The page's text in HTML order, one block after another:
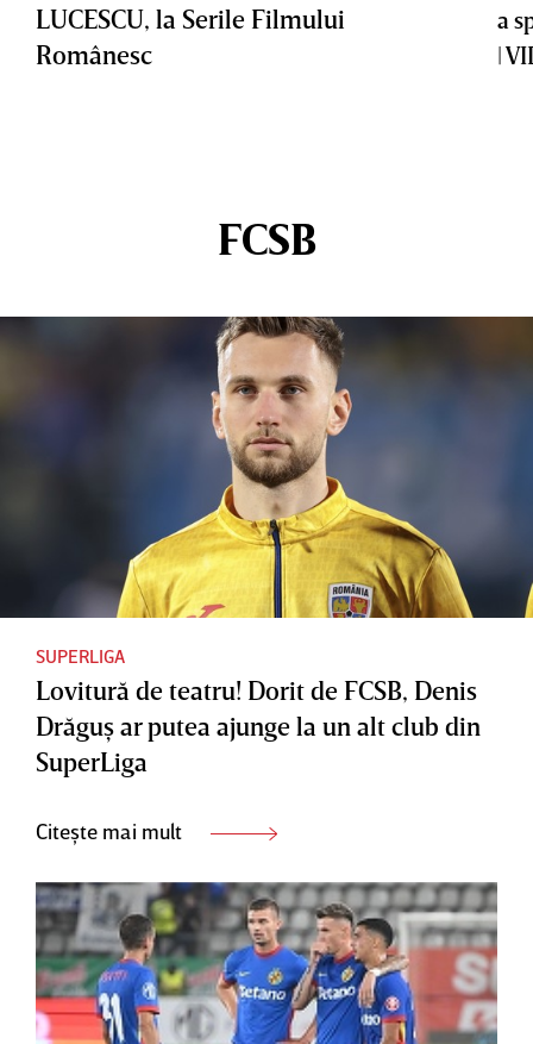
LUCESCU, la Serile Filmului
Românesc
a
|
FCSB
SUPERLIGA
Lovitură de teatru! Dorit de FCSB, Denis
Drăguş ar putea ajunge la un alt club din
SuperLiga
Citește mai mult